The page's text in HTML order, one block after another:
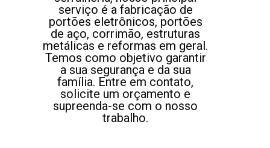
serviço é a fabricação de
portões eletrônicos, portões
de aço, corrimão, estruturas
metálicas e reformas em geral.
Temos como objetivo garantir
a sua segurança e da sua
família. Entre em contato,
solicite um orçamento e
supreenda-se com o nosso
trabalho.